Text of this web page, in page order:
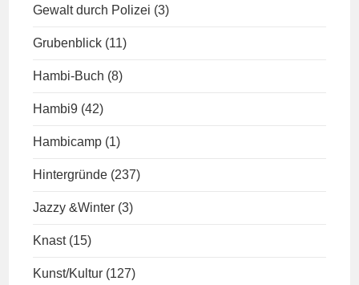
Gewalt durch Polizei (3)
Grubenblick (11)
Hambi-Buch (8)
Hambi9 (42)
Hambicamp (1)
Hintergründe (237)
Jazzy &Winter (3)
Knast (15)
Kunst/Kultur (127)